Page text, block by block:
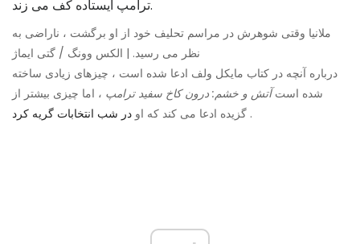
ملانیا وقتی شوهرش در مراسم تحلیف خود از او برگشت ، ناراضی به
نظر می رسید. | الکس وونگ / گتی ایماژ
درباره آنچه در کتاب مایکل ولف ادعا شده است ، چیزهای زیادی ساخته
شده استآتش و خشم: درون کاخ سفید ترامپ ، اما چیزی بیشتر از
گزیده ادعا می کند که او در شب انتخابات گریه کرد .